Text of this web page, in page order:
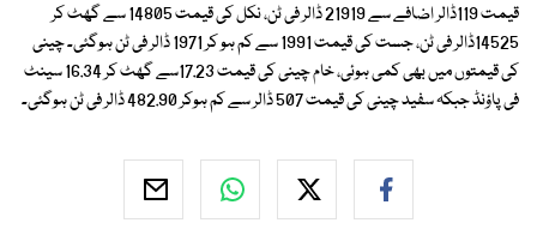
قیمت 119ڈالر اضافے سے 21919 ڈالر فی ٹن، نکل کی قیمت 14805 سے گھٹ کر
14525ڈالر فی ٹن، جست کی قیمت 1991 سے کم ہو کر 1971 ڈالر فی ٹن ہوگئی۔ چینی
کی قیمتوں میں بھی کمی ہوئی، خام چینی کی قیمت 17.23سے گھٹ کر 16.34 سینٹ
فی پاؤنڈ جبکہ سفید چینی کی قیمت 507 ڈالر سے کم ہوکر 482.90 ڈالر فی ٹن ہوگئی۔